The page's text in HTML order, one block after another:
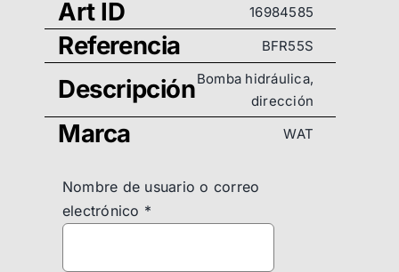
Art ID 16984585
Referencia BFR55S
DescripciónBomba hidráulica,
dirección
Marca WAT
Nombre de usuario o correo
electrónico *